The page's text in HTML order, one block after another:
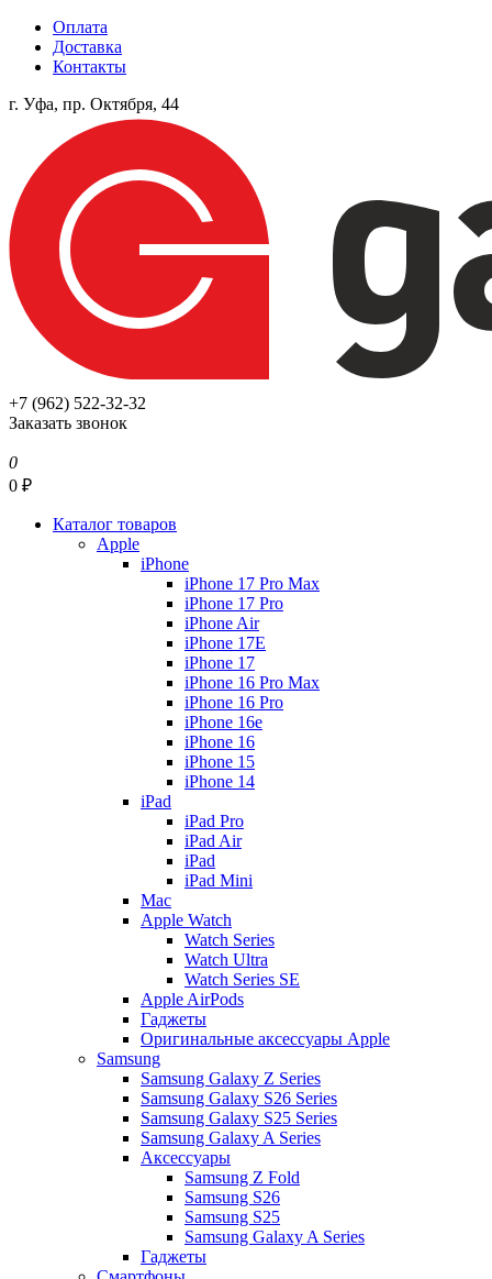
Оплата
Доставка
Контакты
г. Уфа, пр. Октября, 44
+7 (962) 522-32-32
Заказать звонок
0
0 ₽
Каталог товаров
Apple
iPhone
iPhone 17 Pro Max
iPhone 17 Pro
iPhone Air
iPhone 17E
iPhone 17
iPhone 16 Pro Max
iPhone 16 Pro
iPhone 16e
iPhone 16
iPhone 15
iPhone 14
iPad
iPad Pro
iPad Air
iPad
iPad Mini
Mac
Apple Watch
Watch Series
Watch Ultra
Watch Series SE
Apple AirPods
Гаджеты
Оригинальные аксессуары Apple
Samsung
Samsung Galaxy Z Series
Samsung Galaxy S26 Series
Samsung Galaxy S25 Series
Samsung Galaxy A Series
Аксессуары
Samsung Z Fold
Samsung S26
Samsung S25
Samsung Galaxy A Series
Гаджеты